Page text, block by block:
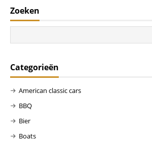
Zoeken
Categorieën
American classic cars
BBQ
Bier
Boats